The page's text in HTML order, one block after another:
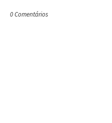
0 Comentários